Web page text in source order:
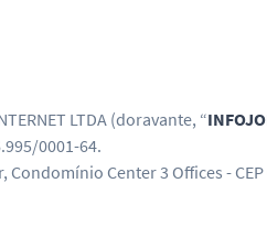
LTDA (doravante, “
0001-64.
Condomínio Center 3 Offices -